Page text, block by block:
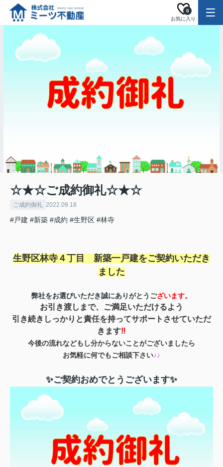
お気に入り
0
☆★☆ご成約御礼☆★☆
ご成約御礼 2022.09.18
#戸建 #新築 #成約 #生野区 #林寺
生野区林寺４丁目 新築一戸建をご契約いただき
ました
弊社をお選びいただき誠にありがとうございます。
お引き渡しまで、ご満足いただけるよう
引き続きしっかりと責任を持ってサポートさせていただ
きます‼
今後の流れなどもし分からないことがございましたら
お気軽に何でもご相談下さい♪♪
✨ご契約おめでとうございます✨